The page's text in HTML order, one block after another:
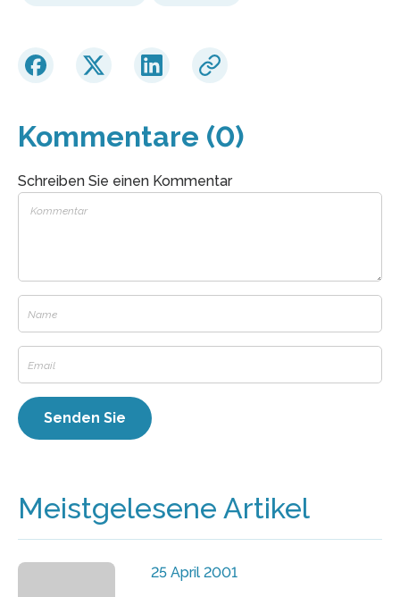
Kommentare (0)
Schreiben Sie einen Kommentar
Meistgelesene Artikel
25 April 2001